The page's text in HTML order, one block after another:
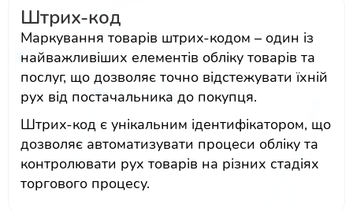
Штрих-код
Маркування товарів штрих-кодом – один із
найважливіших елементів обліку товарів та
послуг, що дозволяє точно відстежувати їхній
рух від постачальника до покупця.
Штрих-код є унікальним ідентифікатором, що
дозволяє автоматизувати процеси обліку та
контролювати рух товарів на різних стадіях
торгового процесу.